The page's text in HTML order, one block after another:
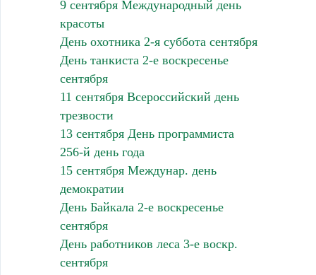
9 сентября Международный день
красоты
День охотника 2-я суббота сентября
День танкиста 2-е воскресенье
сентября
11 сентября Всероссийский день
трезвости
13 сентября День программиста
256-й день года
15 сентября Междунар. день
демократии
День Байкала 2-е воскресенье
сентября
День работников леса 3-е воскр.
сентября